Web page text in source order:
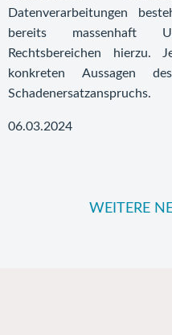
Datenverarbeitungen
bereits massenhaft
Rechtsbereichen
konkreten Aussagen
Schadenersatzanspruchs.
06.03.2024
WEITERE